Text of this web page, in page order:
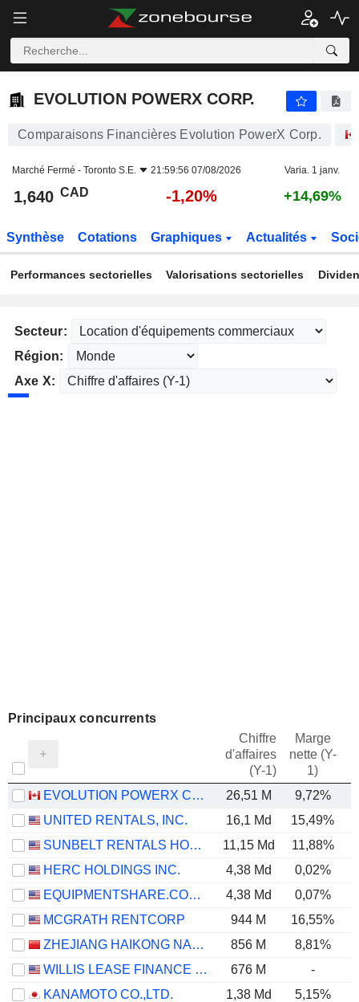
EVOLUTION POWERX CORP.
EVOLUTION POWERX CORP.
Comparaisons Financières Evolution PowerX Corp.
Marché Fermé - Toronto S.E. 21:59:56 07/08/2026 Varia. 1 janv.
1,640 CAD -1,20% +14,69%
Synthèse Cotations Graphiques Actualités
Performances sectorielles Valorisations sectorielles
Secteur:
Région:
Axe X:
Principaux concurrents
Chiffre
d'affaires
(Y-1)
Marge
nette (Y-
1)
EVOLUTION POWERX CORP. 26,51 M 9,72%
UNITED RENTALS, INC.
16,1 Md 15,49%
SUNBELT RENTALS HOLDINGS, INC.
11,15 Md 11,88%
HERC HOLDINGS INC.
4,38 Md 0,02%
EQUIPMENTSHARE.COM INC.
4,38 Md 0,07%
MCGRATH RENTCORP
944 M 16,55%
ZHEJIANG HAIKONG NANKE HUATIE DIGITAL INTELLIGENCE AND TECHNOLOGY CO., LTD.
856 M 8,81%
WILLIS LEASE FINANCE CORPORATION
676 M -
KANAMOTO CO.,LTD.
1,38 Md 5,15%